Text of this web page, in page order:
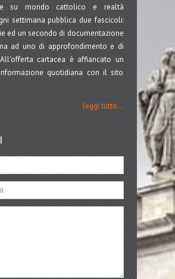
su mondo cattolico e realtà
settimana pubblica due fascicoli:
ed un secondo di documentazione
ad uno di approfondimento e di
cartacea è affiancato un
quotidiana con il sito
leggi tutto...